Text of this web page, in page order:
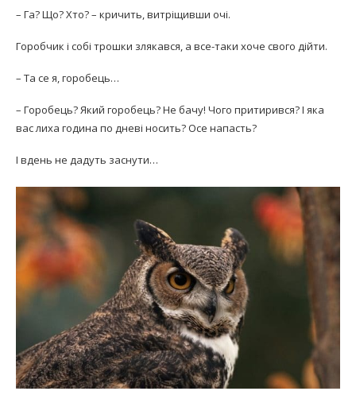
– Га? Що? Хто? – кричить, витріщивши очі.
Горобчик і собі трошки злякався, а все-таки хоче свого дійти.
– Та се я, горобець…
– Горобець? Який горобець? Не бачу! Чого притирився? І яка
вас лиха година по дневі носить? Осе напасть?
І вдень не дадуть заснути…